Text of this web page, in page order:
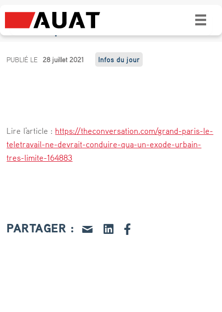
Grand Paris : le télétravail ne devrait
conduire qu’à un exode urbain très limité
G
d
P
a
:
PUBLIÉ LE 28 juillet 2021 Infos du jour
Lire l'article : https://theconversation.com/grand-paris-le-
teletravail-ne-devrait-conduire-qua-un-exode-urbain-
tres-limite-164883
PARTAGER :